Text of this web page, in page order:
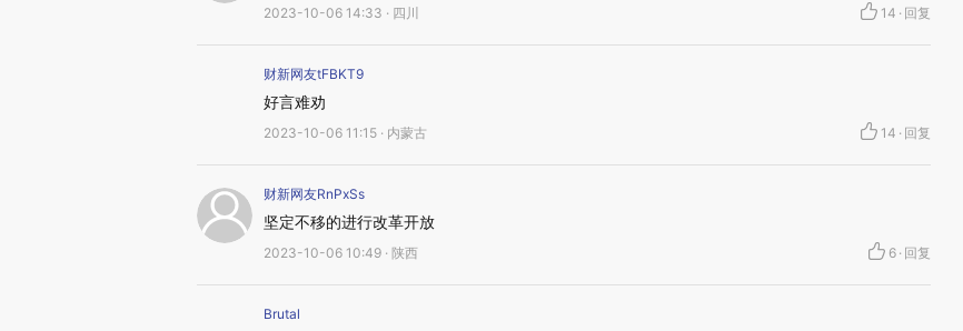
2023-10-06 14:33 · 四川 14 · 回复
财新网友tFBKT9
好言难劝
2023-10-06 11:15 · 内蒙古 14 · 回复
财新网友RnPxSs
坚定不移的进行改革开放
2023-10-06 10:49 · 陕西 6 · 回复
Brutal